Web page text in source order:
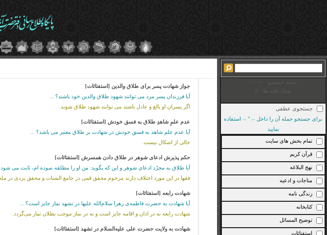
تعداد یافته ها:
جستجوی عطفی
برای جستجو جمله آن را داخل <<
"
>>استفاده
نمایید
تمام بخش های سایت
قرآن کریم
نهج البلاغه
مناجات و ادعیه
زندگی نامه
کتابخانه
توضیح المسائل
استفتائات
جواز شهادت پسر برای طلاق والدین [استفتائات]
آیا فرزندان پسر مرد مى توانند شهود طلاق والدین خود باشند؟ ...
اگر پسران او بالغ و عادل باشند مى توانند شهود طلاق شوند.
عدم علمِ شاهدِ طلاق به فسق خودش [استفتائات]
آیا عدم علم شاهد به فسق خودش در شهادت بر طلاق معتبر مى باشد؟ ...
خالى از اشکال نیست.
حکم پذیرش ادعای شوهر در طلاق دادن همسرش [استفتائات]
آیا طلاق به مجرّد ادعاى شوهر و این که بگوید: من او را مطلقه نموده ام، ثابت مى
فقها در این مورد اختلاف دارند مرحوم محقق قمى در جامع الشتات و محقق یزدى
شهادت رابعه [استفتائات]
آیا شهادت به حضرت فاطمه‌ی زهرا سلام‌الله علیها در تشهد نماز جایز است؟ ...
شهادت رابعه نه در اذان و اقامه جایز است و نه در نماز موجب بطلان نماز می‌گردد.
شهادت به ولایت حضرت علی علیه‌السلام در تشهد [استفتائات]